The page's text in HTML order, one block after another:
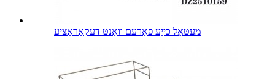
מעטאַל כייַע פאָרעם וואַנט דעקאָראַציע